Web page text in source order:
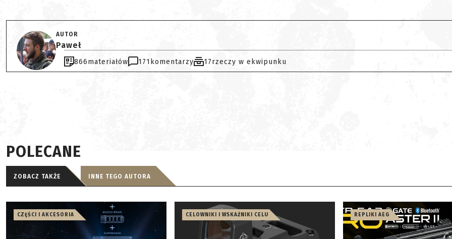
AUTOR
Paweł
866materiałów 171 komentarzy 17rzeczy w ekwipunku
POLECANE
ZOBACZ TAKŻE INNE TEGO AUTORA
CZĘŚCI I AKCESORIA CELOWNIKI I WSKAŹNIKI CELU REPLIKI AEG